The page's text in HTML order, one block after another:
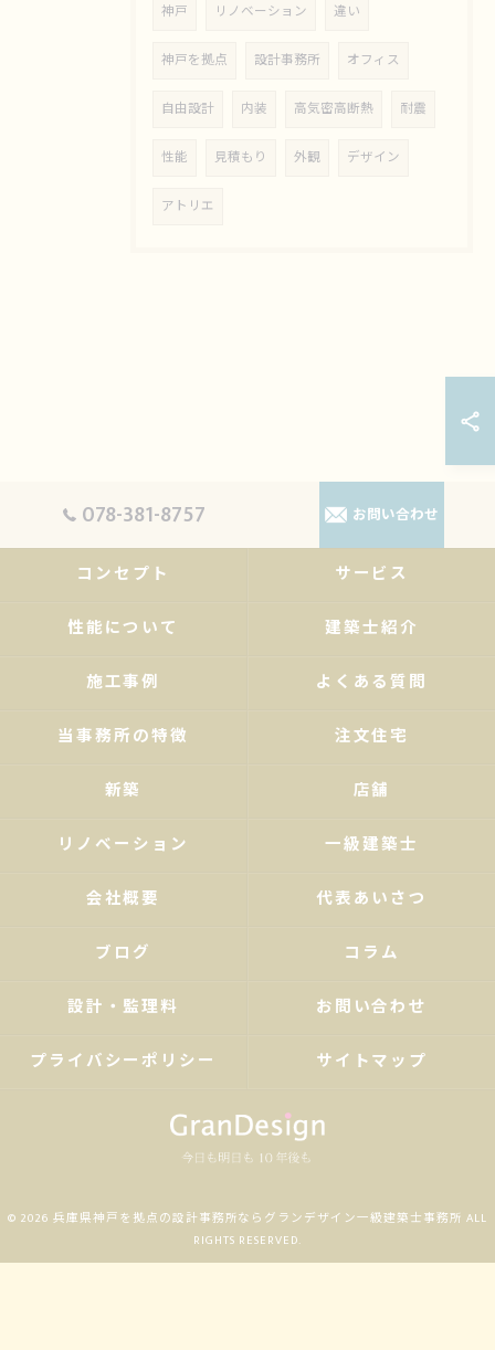
神戸 リノベーション 違い
神戸を拠点 設計事務所 オフィス
自由設計 内装 高気密高断熱 耐震
性能 見積もり 外観 デザイン
アトリエ
078-381-8757 お問い合わせ
コンセプト サービス
性能について 建築士紹介
施工事例 よくある質問
当事務所の特徴 注文住宅
新築 店舗
リノベーション 一級建築士
会社概要 代表あいさつ
ブログ コラム
設計・監理料 お問い合わせ
プライバシーポリシー サイトマップ
© 2026 兵庫県神戸を拠点の設計事務所ならグランデザイン一級建築士事務所 ALL
RIGHTS RESERVED.